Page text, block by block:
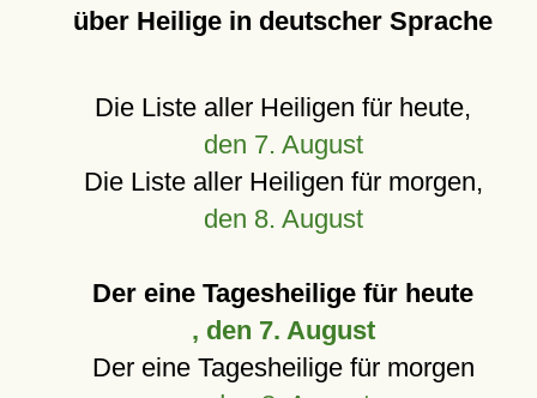
über Heilige in deutscher Sprache
Die Liste aller Heiligen für heute,
den 7. August
Die Liste aller Heiligen für morgen,
den 8. August
Der eine Tagesheilige für heute
, den 7. August
Der eine Tagesheilige für morgen